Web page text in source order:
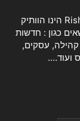
פורטל האינטרנט של ראשון לציון Rishon4u.co.il הינו הוותיק
כגון : חדשות
קהילה, עסקים,
ועוד….